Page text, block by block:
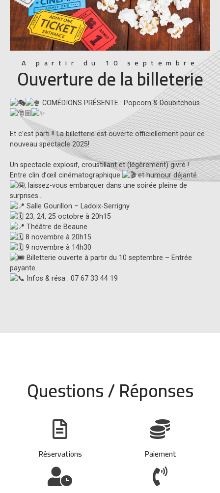
A partir du 10 septembre
Ouverture de la billeterie
COMÉDIONS PRÉSENTE : Popcorn & Doubitchous
Et c’est parti !! La billetterie est ouverte officiellement pour ce
nouveau spectacle 2025!
Un spectacle explosif, croustillant et (légèrement) givré !
Entre clin d’œil cinématographique
et humour déjanté
, laissez-vous embarquer dans une soirée pleine de
surprises…
Salle Gourillon – Ladoix-Serrigny
23, 24, 25 octobre à 20h15
Théâtre de Beaune
8 novembre à 20h15
9 novembre à 14h30
Billetterie ouverte à partir du 10 septembre – Entrée
payante
Infos & résa : 07 67 33 44 19
Questions / Réponses
Réservations Paiement